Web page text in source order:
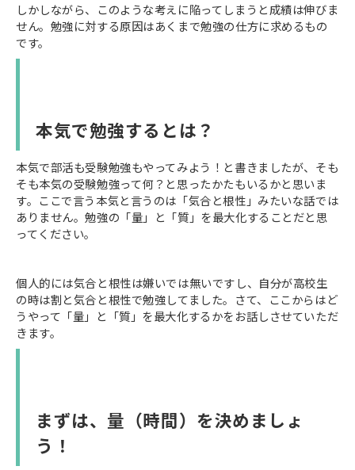
しかしながら、このような考えに陥ってしまうと成績は伸びま
せん。勉強に対する原因はあくまで勉強の仕方に求めるもの
です。
本気で勉強するとは？
本気で部活も受験勉強もやってみよう！と書きましたが、そも
そも本気の受験勉強って何？と思ったかたもいるかと思いま
す。ここで言う本気と言うのは「気合と根性」みたいな話では
ありません。勉強の「量」と「質」を最大化することだと思
ってください。
個人的には気合と根性は嫌いでは無いですし、自分が高校生
の時は割と気合と根性で勉強してました。さて、ここからはど
うやって「量」と「質」を最大化するかをお話しさせていただ
きます。
まずは、量（時間）を決めましょ
う！